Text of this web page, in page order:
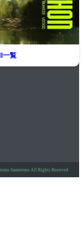
一覧
Sametemo All Rights Reserved